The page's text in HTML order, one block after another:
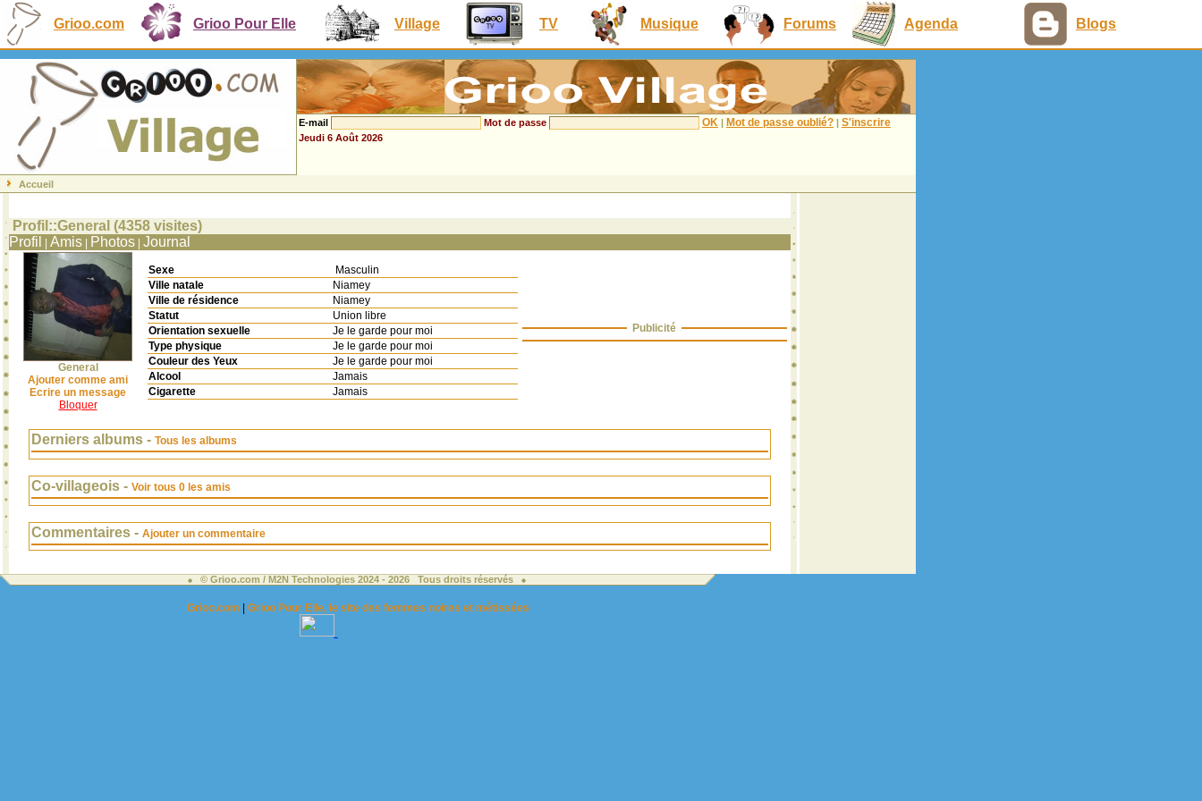
Grioo.com Grioo Pour Elle Village TV Musique Forums Agenda Blogs
E-mail Mot de passe OK | Mot de passe oublié? | S'inscrire
Jeudi 6 Août 2026
Accueil
Profil::General (4358 visites)
Profil
Amis Photos Journal
General
Ajouter comme ami
Ecrire un message
Bloquer
Sexe
Masculin
Ville natale
Niamey
Ville de résidence
Niamey
Statut
Union libre
Orientation sexuelle
Je le garde pour moi
Type physique
Je le garde pour moi
Couleur des Yeux
Je le garde pour moi
Alcool
Jamais
Cigarette
Jamais
Publicité
Derniers albums - Tous les albums
Co-villageois - Voir tous 0 les amis
Commentaires - Ajouter un commentaire
© Grioo.com / M2N Technologies 2024 - 2026 Tous droits réservés
Grioo.com Grioo Pour Elle, le site des femmes noires et métissées